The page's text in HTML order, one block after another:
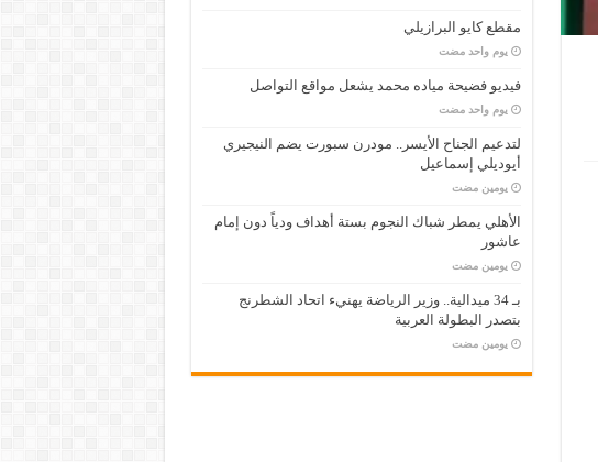
مقطع كايو البرازيلي
‏يوم واحد مضت
فيديو فضيحة مياده محمد يشعل مواقع التواصل
‏يوم واحد مضت
لتدعيم الجناح الأيسر.. مودرن سبورت يضم النيجيري
أيوديلي إسماعيل
‏يومين مضت
الأهلي يمطر شباك النجوم بستة أهداف ودياً دون إمام
عاشور
‏يومين مضت
بـ 34 ميدالية.. وزير الرياضة يهنيء اتحاد الشطرنج
بتصدر البطولة العربية
‏يومين مضت